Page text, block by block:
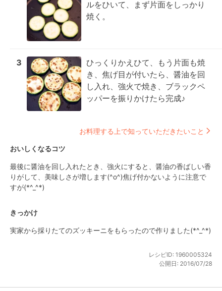
ルをひいて、まず片面をしっかり
焼く。
3
ひっくりかえひて、もう片面も焼
き、焦げ目が付いたら、醤油を回
し入れ、強火で焼き、ブラックペ
ッパーを振りかけたら完成♪
お料理する上で知っていただきたいこと
おいしくなるコツ
最後に醤油を回し入れたとき、強火にすると、醤油の香ばしい香
りがして、美味しさが増します(^o^)焦げ付かないように注意で
すが(*^_^*)
きっかけ
実家から採りたてのズッキーニをもらったので作りました(*^_^*)
レシピID: 1960005324
公開日: 2016/07/28